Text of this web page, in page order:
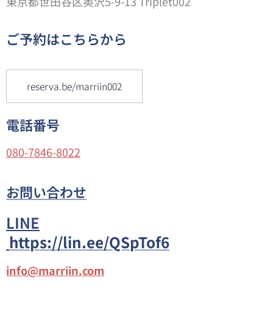
ご予約はこちらから
reserva.be/marriin002
電話番号
080-7846-8022
お問い合わせ
LINE
https://lin.ee/QSpTof6
info@marriin.com